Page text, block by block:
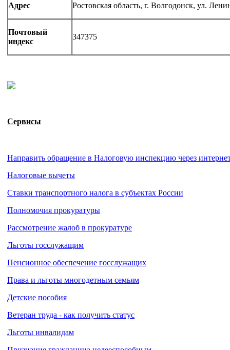
Адрес Ростовская область, г. Волгодонск, ул.
Почтовый
индекс
347375
Сервисы
Направить обращение в Налоговую инспекцию через
Налоговые вычеты
Ставки транспортного налога в субъектах России
Полномочия прокуратуры
Рассмотрение жалоб в прокуратуре
Льготы госслужащим
Пенсионное обеспечение госслужащих
Права и льготы многодетным семьям
Детские пособия
Ветеран труда - как получить статус
Льготы инвалидам